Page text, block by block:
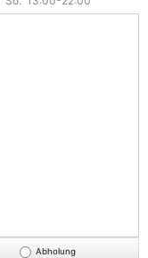
Abholung